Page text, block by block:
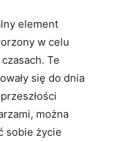
element
w celu
Te‍
się do dnia
można
sobie‌ życie